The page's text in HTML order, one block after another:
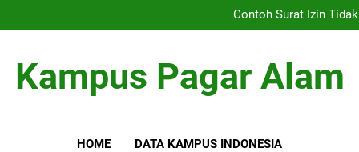
Contoh Surat Izin
Menghadapi Tantangan
Contoh Surat Izin
Menghadapi Tantangan
Kampus Pagar Alam
HOME DATA KAMPUS INDONESIA